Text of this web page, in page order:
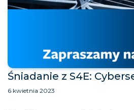
Śniadanie z S4E:
6 kwietnia 2023